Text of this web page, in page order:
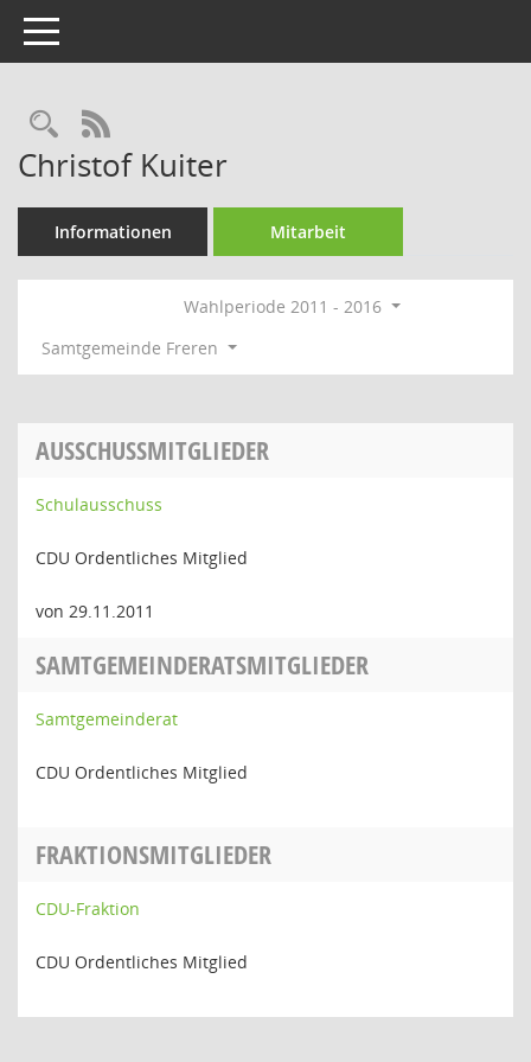
Toggle navigation
Rechercheauswahl
RSS-Feed
Christof Kuiter
Informationen Mitarbeit
Wahlperiode 2011 - 2016
Samtgemeinde Freren
AUSSCHUSSMITGLIEDER
Schulausschuss
CDU Ordentliches Mitglied
von 29.11.2011
SAMTGEMEINDERATSMITGLIEDER
Samtgemeinderat
CDU Ordentliches Mitglied
FRAKTIONSMITGLIEDER
CDU-Fraktion
CDU Ordentliches Mitglied